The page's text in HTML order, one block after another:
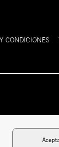
CONDICIONES
por: